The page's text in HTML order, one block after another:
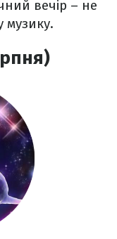
вечір – не
музику.